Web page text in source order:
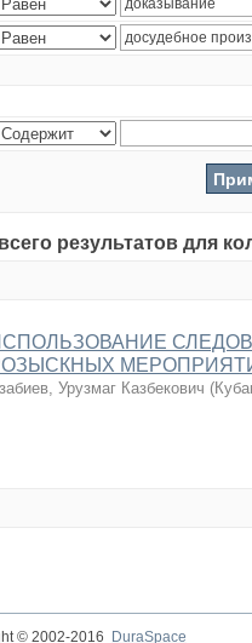
результатов для
Урузмаг Казбекович (
© 2002-2016
DuraSpace